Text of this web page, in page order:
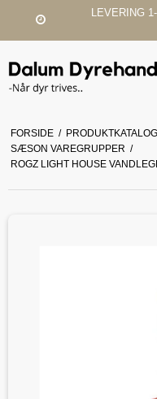
1-2
FORSIDE / PRODUKTKATALOG
SÆSON VAREGRUPPER /
ROGZ LIGHT HOUSE